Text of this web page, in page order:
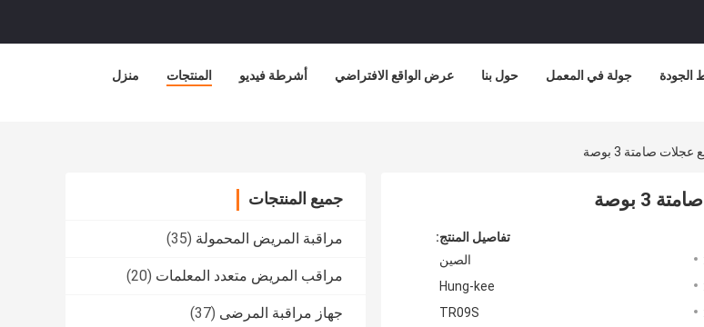
منزل المنتجات أشرطة فيديو عرض الواقع الافتراضي حول بنا جولة في المعمل الجودة
جميع المنتجات
مراقبة المريض المحمولة (35)
مراقب المريض متعدد المعلمات (20)
جهاز مراقبة المرضى (37)
تفاصيل المنتج:
الصين
Hung-kee
TR09S